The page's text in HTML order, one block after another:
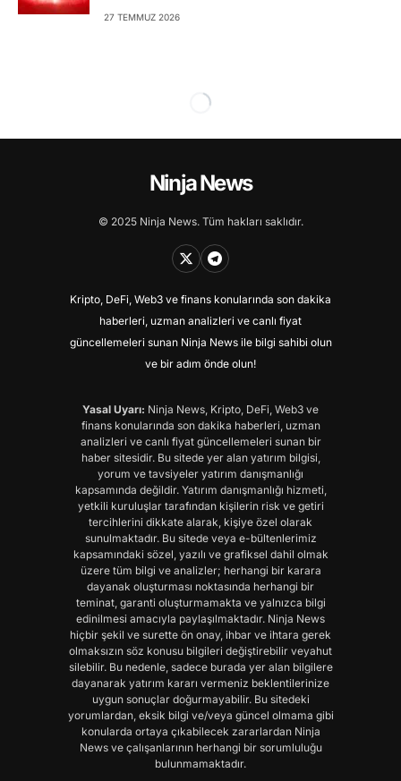
27 TEMMUZ 2026
Ninja News
© 2025 Ninja News. Tüm hakları saklıdır.
Kripto, DeFi, Web3 ve finans konularında son dakika
haberleri, uzman analizleri ve canlı fiyat
güncellemeleri sunan Ninja News ile bilgi sahibi olun
ve bir adım önde olun!
Yasal Uyarı: Ninja News, Kripto, DeFi, Web3 ve
finans konularında son dakika haberleri, uzman
analizleri ve canlı fiyat güncellemeleri sunan bir
haber sitesidir. Bu sitede yer alan yatırım bilgisi,
yorum ve tavsiyeler yatırım danışmanlığı
kapsamında değildir. Yatırım danışmanlığı hizmeti,
yetkili kuruluşlar tarafından kişilerin risk ve getiri
tercihlerini dikkate alarak, kişiye özel olarak
sunulmaktadır. Bu sitede veya e-bültenlerimiz
kapsamındaki sözel, yazılı ve grafiksel dahil olmak
üzere tüm bilgi ve analizler; herhangi bir karara
dayanak oluşturması noktasında herhangi bir
teminat, garanti oluşturmamakta ve yalnızca bilgi
edinilmesi amacıyla paylaşılmaktadır. Ninja News
hiçbir şekil ve surette ön onay, ihbar ve ihtara gerek
olmaksızın söz konusu bilgileri değiştirebilir veyahut
silebilir. Bu nedenle, sadece burada yer alan bilgilere
dayanarak yatırım kararı vermeniz beklentilerinize
uygun sonuçlar doğurmayabilir. Bu sitedeki
yorumlardan, eksik bilgi ve/veya güncel olmama gibi
konularda ortaya çıkabilecek zararlardan Ninja
News ve çalışanlarının herhangi bir sorumluluğu
bulunmamaktadır.